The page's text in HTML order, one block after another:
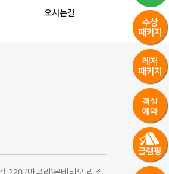
오시는길